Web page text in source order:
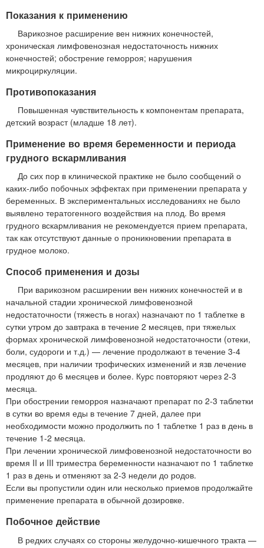
Показания к применению
Варикозное расширение вен нижних конечностей,
хроническая лимфовенозная недостаточность нижних
конечностей; обострение геморроя; нарушения
микроциркуляции.
Противопоказания
Повышенная чувствительность к компонентам препарата,
детский возраст (младше 18 лет).
Применение во время беременности и периода
грудного вскармливания
До сих пор в клинической практике не было сообщений о
каких-либо побочных эффектах при применении препарата у
беременных. В экспериментальных исследованиях не было
выявлено тератогенного воздействия на плод. Во время
грудного вскармливания не рекомендуется прием препарата,
так как отсутствуют данные о проникновении препарата в
грудное молоко.
Способ применения и дозы
При варикозном расширении вен нижних конечностей и в
начальной стадии хронической лимфовенозной
недостаточности (тяжесть в ногах) назначают по 1 таблетке в
сутки утром до завтрака в течение 2 месяцев, при тяжелых
формах хронической лимфовенозной недостаточности (отеки,
боли, судороги и т.д.) — лечение продолжают в течение 3-4
месяцев, при наличии трофических изменений и язв лечение
продляют до 6 месяцев и более. Курс повторяют через 2-3
месяца.
При обострении геморроя назначают препарат по 2-3 таблетки
в сутки во время еды в течение 7 дней, далее при
необходимости можно продолжить по 1 таблетке 1 раз в день в
течение 1-2 месяца.
При лечении хронической лимфовенозной недостаточности во
время II и III триместра беременности назначают по 1 таблетке
1 раз в день и отменяют за 2-3 недели до родов.
Если вы пропустили один или несколько приемов продолжайте
применение препарата в обычной дозировке.
Побочное действие
В редких случаях со стороны желудочно-кишечного тракта —